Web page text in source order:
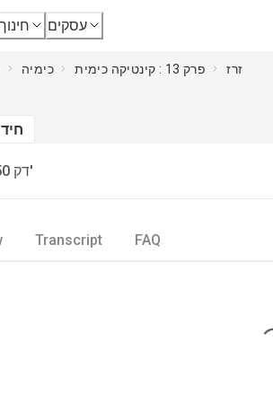
חינוך עסקים
כימיה פרק 13 : קינטיקה כימית זרז
דק'
Transcript FAQ